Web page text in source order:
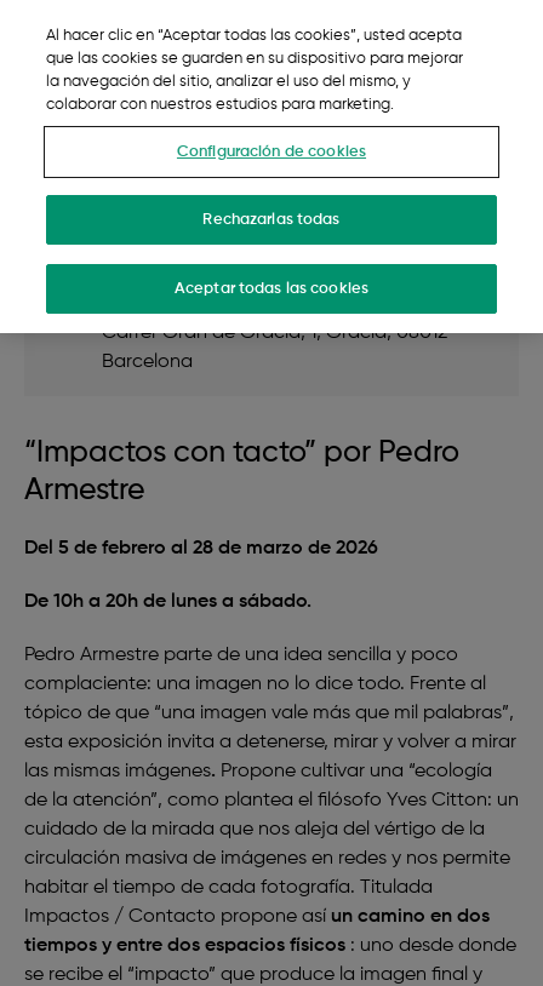
Menu
Exposición Impactos con tacto
por Pedro Armestre
Carrer Gran de Gràcia, 1, Gràcia, 08012
Entradas
Carrer Gran de Gràcia, 1, Gràcia, 08012
Barcelona
“Impactos con tacto” por Pedro
Armestre
Del 5 de febrero al 28 de marzo de 2026
De 10h a 20h de lunes a sábado.
Pedro Armestre parte de una idea sencilla y poco
complaciente: una imagen no lo dice todo. Frente al
tópico de que “una imagen vale más que mil palabras”,
esta exposición invita a detenerse, mirar y volver a mirar
las mismas imágenes. Propone cultivar una “ecología
de la atención”, como plantea el filósofo Yves Citton: un
cuidado de la mirada que nos aleja del vértigo de la
circulación masiva de imágenes en redes y nos permite
habitar el tiempo de cada fotografía. Titulada
Impactos / Contacto propone así un camino en dos
tiempos y entre dos espacios físicos : uno desde donde
se recibe el “impacto” que produce la imagen final y
Al hacer clic en “Aceptar todas las cookies”, usted acepta
que las cookies se guarden en su dispositivo para mejorar
la navegación del sitio, analizar el uso del mismo, y
colaborar con nuestros estudios para marketing.
Configuración de cookies
Rechazarlas todas
Aceptar todas las cookies